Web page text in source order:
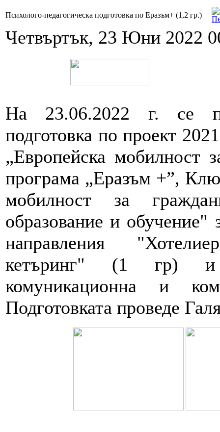
Психолого-педагогическа подготовка по Еразъм+ (1,2 гр.)
Четвъртък, 23 Юни 2022
На 23.06.2022 г. се
подготовка по проект
„Европейска мобилност
програма „Еразъм +”,
мобилност за
образование и обучение"
направления
кетъринг" (1 гр) и
комуникационна и
Подготовката проведе